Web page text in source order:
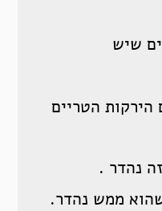
שיש
הטריים
נהדר .
ממש נהדר.